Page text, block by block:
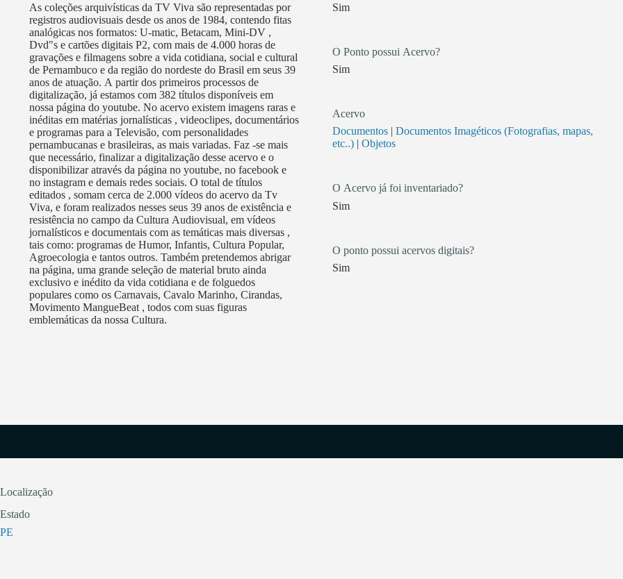
As coleções arquivísticas da TV Viva são representadas por
registros audiovisuais desde os anos de 1984, contendo fitas
analógicas nos formatos: U-matic, Betacam, Mini-DV ,
Dvd"s e cartões digitais P2, com mais de 4.000 horas de
gravações e filmagens sobre a vida cotidiana, social e cultural
de Pernambuco e da região do nordeste do Brasil em seus 39
anos de atuação. A partir dos primeiros processos de
digitalização, já estamos com 382 títulos disponíveis em
nossa página do youtube. No acervo existem imagens raras e
inéditas em matérias jornalísticas , videoclipes, documentários
e programas para a Televisão, com personalidades
pernambucanas e brasileiras, as mais variadas. Faz -se mais
que necessário, finalizar a digitalização desse acervo e o
disponibilizar através da página no youtube, no facebook e
no instagram e demais redes sociais. O total de títulos
editados , somam cerca de 2.000 vídeos do acervo da Tv
Viva, e foram realizados nesses seus 39 anos de existência e
resistência no campo da Cultura Audiovisual, em vídeos
jornalísticos e documentais com as temáticas mais diversas ,
tais como: programas de Humor, Infantis, Cultura Popular,
Agroecologia e tantos outros. Também pretendemos abrigar
na página, uma grande seleção de material bruto ainda
exclusivo e inédito da vida cotidiana e de folguedos
populares como os Carnavais, Cavalo Marinho, Cirandas,
Movimento MangueBeat , todos com suas figuras
emblemáticas da nossa Cultura.
Sim
O Ponto possui Acervo?
Sim
Acervo
Documentos| Documentos Imagéticos (Fotografias, mapas,
etc..)| Objetos
O Acervo já foi inventariado?
Sim
O ponto possui acervos digitais?
Sim
Localização
Estado
PE